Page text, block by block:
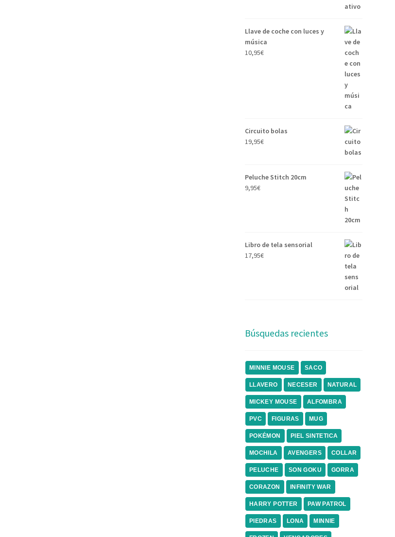
Llave de coche con luces y
música
10,95€
Circuito bolas
19,95€
Peluche Stitch 20cm
9,95€
Libro de tela sensorial
17,95€
Búsquedas recientes
MINNIE MOUSE SACO
LLAVERO NECESER NATURAL
MICKEY MOUSE ALFOMBRA
PVC FIGURAS MUG
POKÉMON PIEL SINTETICA
MOCHILA AVENGERS COLLAR
PELUCHE SON GOKU GORRA
CORAZON INFINITY WAR
HARRY POTTER PAW PATROL
PIEDRAS LONA MINNIE